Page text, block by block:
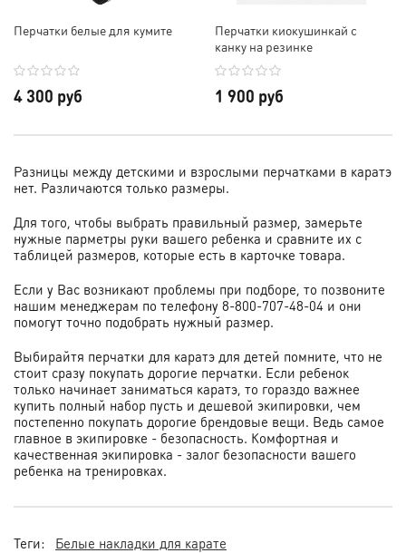
Перчатки белые для кумите
4 300 руб
Перчатки киокушинкай с
канку на резинке
1 900 руб
Разницы между детскими и взрослыми перчатками в каратэ
нет. Различаются только размеры.
Для того, чтобы выбрать правильный размер, замерьте
нужные парметры руки вашего ребенка и сравните их с
таблицей размеров, которые есть в карточке товара.
Если у Вас возникают проблемы при подборе, то позвоните
нашим менеджерам по телефону 8-800-707-48-04 и они
помогут точно подобрать нужный размер.
Выбирайтя перчатки для каратэ для детей помните, что не
стоит сразу покупать дорогие перчатки. Если ребенок
только начинает заниматься каратэ, то гораздо важнее
купить полный набор пусть и дешевой экипировки, чем
постепенно покупать дорогие брендовые вещи. Ведь самое
главное в экипировке - безопасность. Комфортная и
качественная экипировка - залог безопасности вашего
ребенка на тренировках.
Теги:
Белые накладки для карате